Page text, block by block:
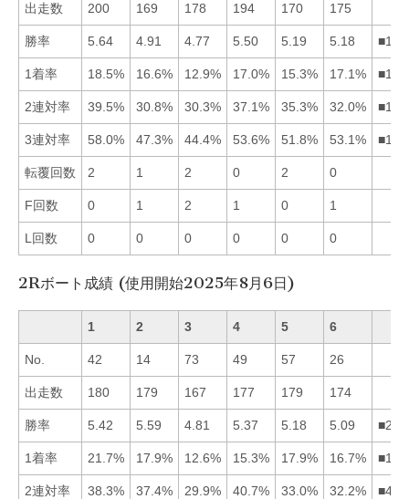
出走数 200 169 178 194 170 175
勝率 5.64 4.91 4.77 5.50 5.19 5.18
1着率 18.5% 16.6% 12.9% 17.0% 15.3% 17.1%
2連対率 39.5% 30.8% 30.3% 37.1% 35.3% 32.0%
3連対率 58.0% 47.3% 44.4% 53.6% 51.8% 53.1%
転覆回数 2 1 2 0 2 0
F回数 0 1 2 1 0 1
L回数 0 0 0 0 0 0
2Rボート成績 (使用開始2025年8月6日)
1 2 3 4 5 6
No. 42 14 73 49 57 26
出走数 180 179 167 177 179 174
勝率 5.42 5.59 4.81 5.37 5.18 5.09
1着率 21.7% 17.9% 12.6% 15.3% 17.9% 16.7%
2連対率 38.3% 37.4% 29.9% 40.7% 33.0% 32.2%